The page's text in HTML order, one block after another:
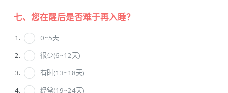
七、您在醒后是否难于再入睡？
0~5天
很少(6~12天)
有时(13~18天)
经常(19~24天)